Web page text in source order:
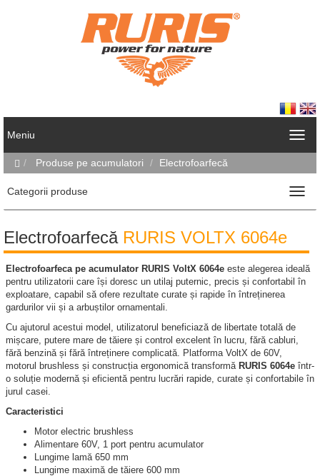
Meniu
Produse pe acumulatori Electrofoarfecă
Categorii produse
ElectrofoarfecăRURIS VOLTX 6064e
Electrofoarfeca pe acumulator RURIS VoltX 6064e este alegerea ideală
pentru utilizatorii care își doresc un utilaj puternic, precis și confortabil în
exploatare, capabil să ofere rezultate curate și rapide în întreținerea
gardurilor vii și a arbuștilor ornamentali.
Cu ajutorul acestui model, utilizatorul beneficiază de libertate totală de
mișcare, putere mare de tăiere și control excelent în lucru, fără cabluri,
fără benzină și fără întreținere complicată. Platforma VoltX de 60V,
motorul brushless și construcția ergonomică transformă RURIS 6064e într-
o soluție modernă și eficientă pentru lucrări rapide, curate și confortabile în
jurul casei.
Caracteristici
Motor electric brushless
Alimentare 60V, 1 port pentru acumulator
Lungime lamă 650 mm
Lungime maximă de tăiere 600 mm